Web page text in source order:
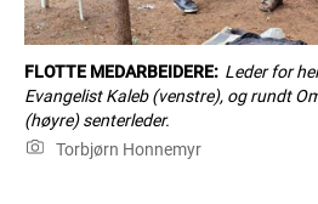
FLOTTE MEDARBEIDERE: Leder for
Evangelist Kaleb (venstre), og rundt
(høyre) senterleder.
Torbjørn Honnemyr